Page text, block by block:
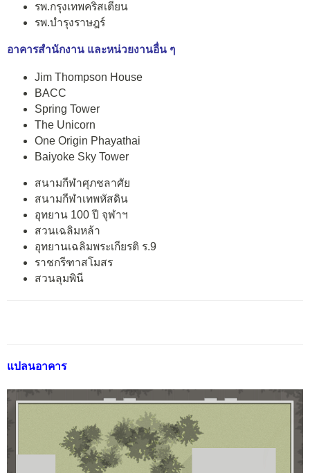
รพ.กรุงเทพคริสเตียน
รพ.บำรุงราษฎร์
อาคารสำนักงาน และหน่วยงานอื่น ๆ
Jim Thompson House
BACC
Spring Tower
The Unicorn
One Origin Phayathai
Baiyoke Sky Tower
สนามกีฬาศุภชลาศัย
สนามกีฬาเทพหัสดิน
อุทยาน 100 ปี จุฬาฯ
สวนเฉลิมหล้า
อุทยานเฉลิมพระเกียรติ ร.9
ราชกรีฑาสโมสร
สวนลุมพินี
แปลนอาคาร